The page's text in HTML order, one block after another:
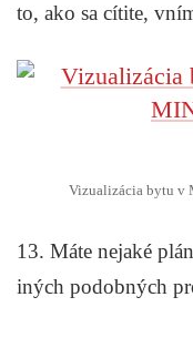
to, ako sa cítite,
Vizualizácia bytu v
13. Máte nejaké
iných podobných